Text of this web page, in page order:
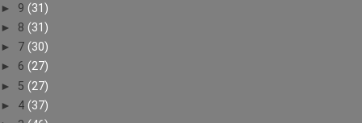
► 9 (31)
► 8 (31)
► 7 (30)
► 6 (27)
► 5 (27)
► 4 (37)